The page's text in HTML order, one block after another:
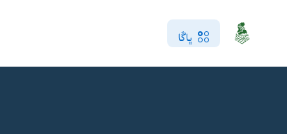
ڀاڱا